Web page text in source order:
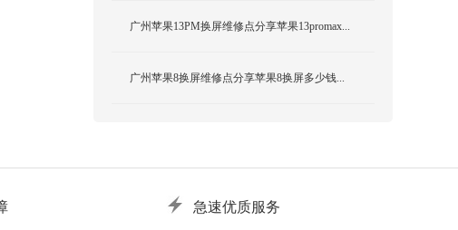
广州苹果13PM换屏维修点分享苹果13promax...
广州苹果8换屏维修点分享苹果8换屏多少钱...
急速优质服务